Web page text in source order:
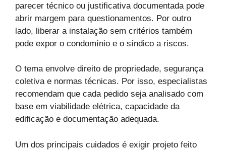
parecer técnico ou justificativa documentada pode
abrir margem para questionamentos. Por outro
lado, liberar a instalação sem critérios também
pode expor o condomínio e o síndico a riscos.
O tema envolve direito de propriedade, segurança
coletiva e normas técnicas. Por isso, especialistas
recomendam que cada pedido seja analisado com
base em viabilidade elétrica, capacidade da
edificação e documentação adequada.
Um dos principais cuidados é exigir projeto feito